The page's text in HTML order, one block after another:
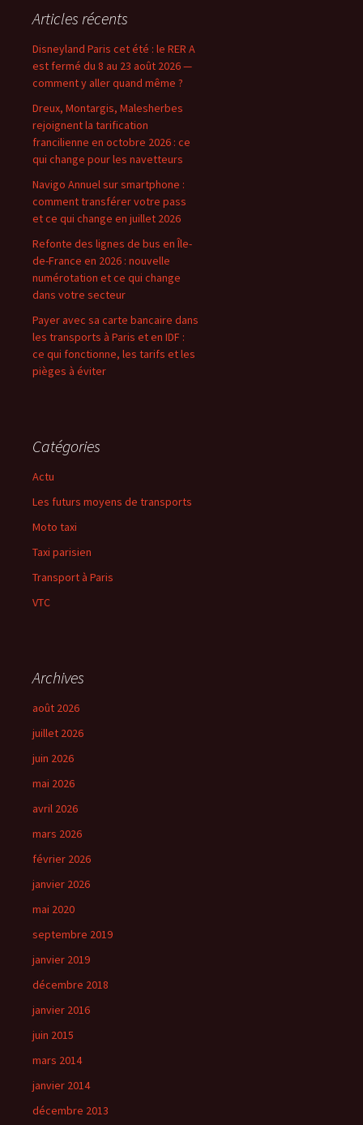
Articles récents
Disneyland Paris cet été : le RER A
est fermé du 8 au 23 août 2026 —
comment y aller quand même ?
Dreux, Montargis, Malesherbes
rejoignent la tarification
francilienne en octobre 2026 : ce
qui change pour les navetteurs
Navigo Annuel sur smartphone :
comment transférer votre pass
et ce qui change en juillet 2026
Refonte des lignes de bus en Île-
de-France en 2026 : nouvelle
numérotation et ce qui change
dans votre secteur
Payer avec sa carte bancaire dans
les transports à Paris et en IDF :
ce qui fonctionne, les tarifs et les
pièges à éviter
Catégories
Actu
Les futurs moyens de transports
Moto taxi
Taxi parisien
Transport à Paris
VTC
Archives
août 2026
juillet 2026
juin 2026
mai 2026
avril 2026
mars 2026
février 2026
janvier 2026
mai 2020
septembre 2019
janvier 2019
décembre 2018
janvier 2016
juin 2015
mars 2014
janvier 2014
décembre 2013